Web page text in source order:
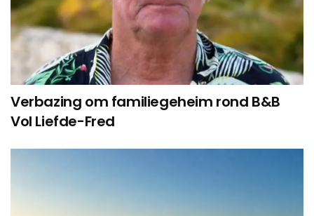
Verbazing om familiegeheim rond B&B
Vol Liefde-Fred